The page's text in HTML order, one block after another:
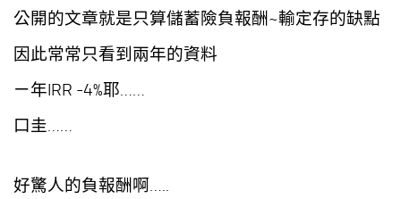
公開的文章就是只算儲蓄險負報酬~輸定存的缺點
因此常常只看到兩年的資料
ㄧ年IRR -4%耶……
口圭……
好驚人的負報酬啊…..